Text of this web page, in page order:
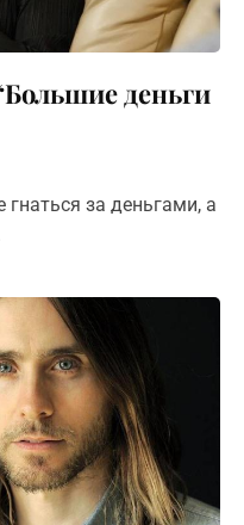
деньги
гнаться за деньгами, а